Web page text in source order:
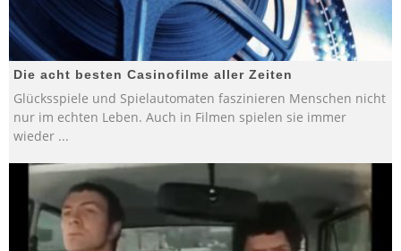
Die acht besten Casinofilme aller Zeiten
Glücksspiele und Spielautomaten faszinieren Menschen nicht
nur im echten Leben. Auch in Filmen spielen sie immer
wieder ...